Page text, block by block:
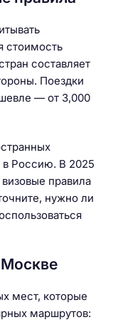
стоимость
составляет
Поездки
— от 3,000
в Россию. В 2025
правила
нужно ли
мест, которые
маршрутов: